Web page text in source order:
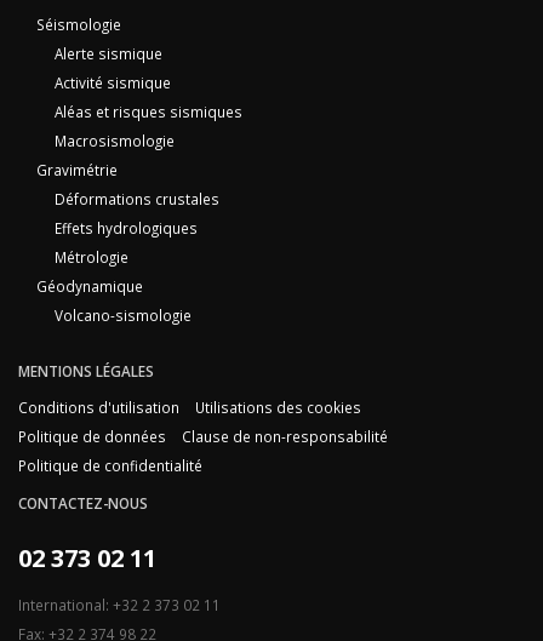
Séismologie
Alerte sismique
Activité sismique
Aléas et risques sismiques
Macrosismologie
Gravimétrie
Déformations crustales
Effets hydrologiques
Métrologie
Géodynamique
Volcano-sismologie
MENTIONS LÉGALES
Conditions d'utilisation
Utilisations des cookies
Politique de données
Clause de non-responsabilité
Politique de confidentialité
CONTACTEZ-NOUS
02 373 02 11
International: +32 2 373 02 11
Fax: +32 2 374 98 22